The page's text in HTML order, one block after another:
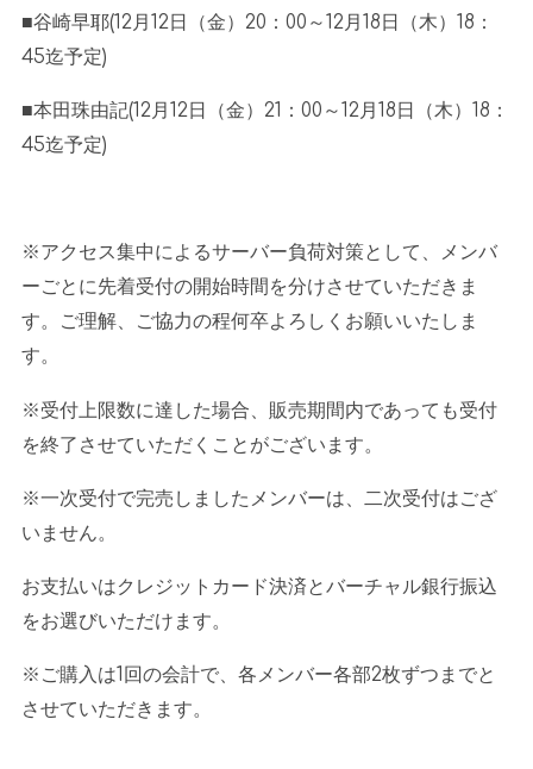
■谷崎早耶(12月 12日（金） 20 ： 00 ～12月 18 日（木） 18 ：
45迄予定)
■本田珠由記(12月 12日（金） 21 ： 00 ～12月 18 日（木） 18 ：
45迄予定)
※アクセス集中によるサーバー負荷対策として、メンバ
ーごとに先着受付の開始時間を分けさせていただきま
す。ご理解、ご協力の程何卒よろしくお願いいたしま
す。
※受付上限数に達した場合、販売期間内であっても受付
を終了させていただくことがございます。
※一次受付で完売しましたメンバーは、二次受付はござ
いません。
お支払いはクレジットカード決済とバーチャル銀行振込
をお選びいただけます。
※ご購入は1 回の会計で、各メンバー各部2枚ずつまでと
させていただきます。